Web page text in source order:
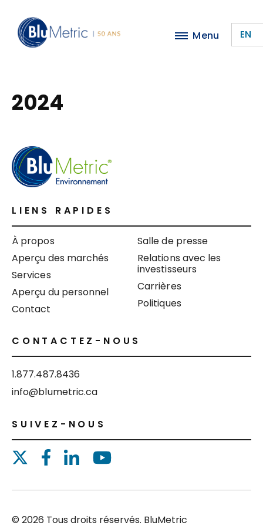
Menu EN
2024
LIENS RAPIDES
À propos
Aperçu des marchés
Services
Aperçu du personnel
Contact
Salle de presse
Relations avec les
investisseurs
Carrières
Politiques
CONTACTEZ-NOUS
1.877.487.8436
info@blumetric.ca
SUIVEZ-NOUS
© 2026 Tous droits réservés. BluMetric